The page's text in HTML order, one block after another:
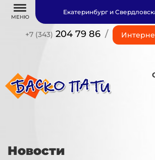
МЕНЮ
+7 (343) 204 79 86 /
Екатеринбург и
Новости